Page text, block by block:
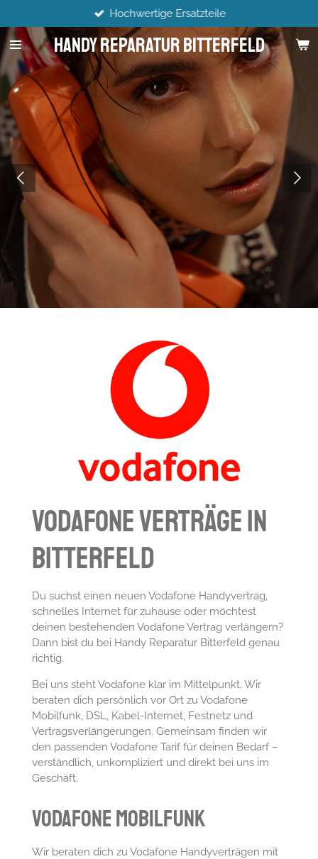
Hauptinhalt
springen Handy Reparatur Bitterfeld
Hochwertige Ersatzteile
Vodafone Verträge in
Bitterfeld
Du suchst einen neuen Vodafone Handyvertrag,
schnelles Internet für zuhause oder möchtest
deinen bestehenden Vodafone Vertrag verlängern?
Dann bist du bei Handy Reparatur Bitterfeld genau
richtig.
Bei uns steht Vodafone klar im Mittelpunkt. Wir
beraten dich persönlich vor Ort zu Vodafone
Mobilfunk, DSL, Kabel-Internet, Festnetz und
Vertragsverlängerungen. Gemeinsam finden wir
den passenden Vodafone Tarif für deinen Bedarf –
verständlich, unkompliziert und direkt bei uns im
Geschäft.
Vodafone Mobilfunk
Wir beraten dich zu Vodafone Handyverträgen mit